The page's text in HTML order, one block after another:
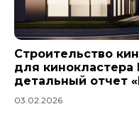
Строительство
для
детальный отчет
03.02.2026